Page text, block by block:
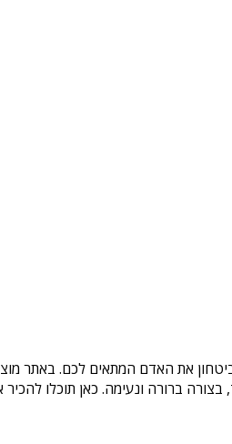
את האדם המתאים לכם. באתר
ברורה ונעימה. כאן תוכלו